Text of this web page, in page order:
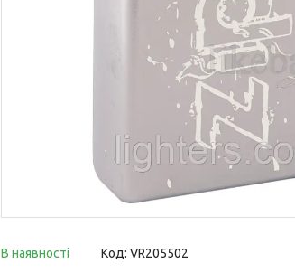
В наявності Код: VR205502